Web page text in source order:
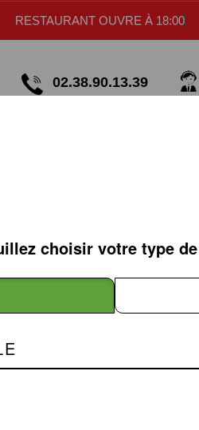
RESTAURANT OUVRE À 18:00
02.38.90.13.39
MEX